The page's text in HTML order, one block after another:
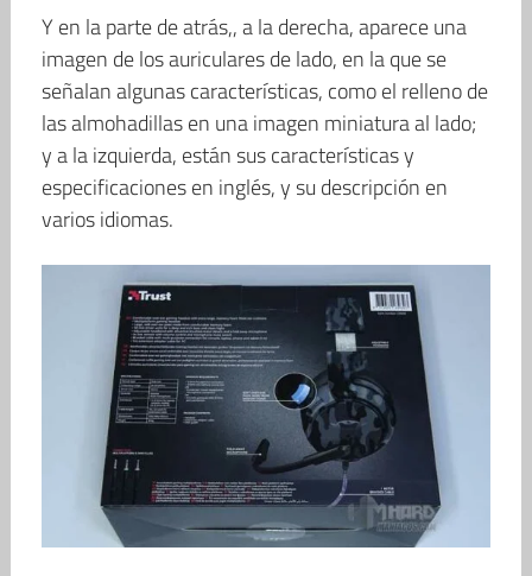
Y en la parte de atrás,, a la derecha, aparece una
imagen de los auriculares de lado, en la que se
señalan algunas características, como el relleno de
las almohadillas en una imagen miniatura al lado;
y a la izquierda, están sus características y
especificaciones en inglés, y su descripción en
varios idiomas.